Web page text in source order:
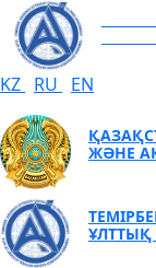
KZ RU EN
ЖӘНЕ